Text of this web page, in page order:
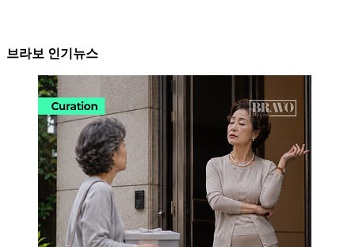
브라보 인기뉴스